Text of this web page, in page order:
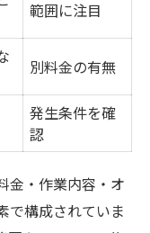
範囲に注目
別料金の有無
発生条件を確
認
金・作業内容・オ
で構成されていま